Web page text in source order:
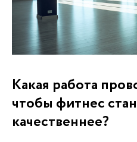
Какая работа
чтобы фитнес
качественнее?